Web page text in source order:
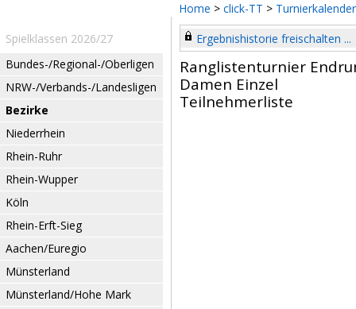
Home > click-TT > Turnierkalender
Spielklassen 2026/27
Bundes-/Regional-/Oberligen
NRW-/Verbands-/Landesligen
Bezirke
Niederrhein
Rhein-Ruhr
Rhein-Wupper
Köln
Rhein-Erft-Sieg
Aachen/Euregio
Münsterland
Münsterland/Hohe Mark
Ergebnishistorie freischalten ...
Ranglistenturnier
Damen Einzel
Teilnehmerliste